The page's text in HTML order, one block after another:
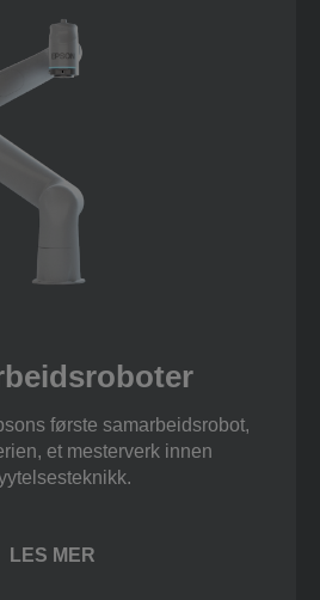
første samarbeidsrobot,
et mesterverk innen
LES MER